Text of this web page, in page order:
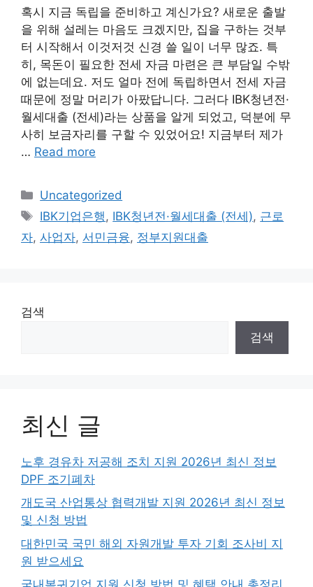
혹시 지금 독립을 준비하고 계신가요? 새로운 출발
을 위해 설레는 마음도 크겠지만, 집을 구하는 것부
터 시작해서 이것저것 신경 쓸 일이 너무 많죠. 특
히, 목돈이 필요한 전세 자금 마련은 큰 부담일 수밖
에 없는데요. 저도 얼마 전에 독립하면서 전세 자금
때문에 정말 머리가 아팠답니다. 그러다 IBK청년전·
월세대출 (전세)라는 상품을 알게 되었고, 덕분에 무
사히 보금자리를 구할 수 있었어요! 지금부터 제가
… Read more
Categories
Uncategorized
Tags
IBK기업은행 , IBK청년전·월세대출 (전세), 근로
자, 사업자, 서민금융, 정부지원대출
검색
검색
최신 글
노후 경유차 저공해 조치 지원 2026년 최신 정보
DPF 조기폐차
개도국 산업통상 협력개발 지원 2026년 최신 정보
및 신청 방법
대한민국 국민 해외 자원개발 투자 기회 조사비 지
원 받으세요
국내복귀기업 지원 신청 방법 및 혜택 안내 총정리